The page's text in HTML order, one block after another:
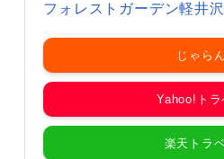
フォレストガーデン軽井
じゃらん
Yahoo!トラ
楽天トラ